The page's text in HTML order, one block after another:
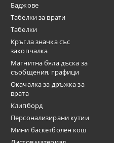
Баджове
Табелки за врати
Табелки
Кръгла значка със
закопчалка
Магнитна бяла дъска за
съобщения, графици
Окачалка за дръжка за
врата
Клипборд
Персонализирани кутии
Мини баскетболен кош